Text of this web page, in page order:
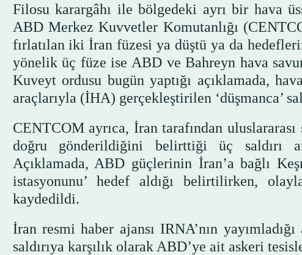
Filosu karargâhı ile bölgedeki ayrı bir hava
ABD Merkez Kuvvetler Komutanlığı
fırlatılan iki İran füzesi ya düştü ya da
yönelik üç füze ise ABD ve Bahreyn hava
Kuveyt ordusu bugün yaptığı açıklamada,
araçlarıyla (İHA) gerçekleştirilen ‘düşmanca’
CENTCOM ayrıca, İran tarafından
doğru gönderildiğini belirttiği üç saldırı
Açıklamada, ABD güçlerinin İran’a bağlı
istasyonunu’ hedef aldığı belirtilirken,
kaydedildi.
İran resmi haber ajansı IRNA’nın
saldırıya karşılık olarak ABD’ye ait askeri